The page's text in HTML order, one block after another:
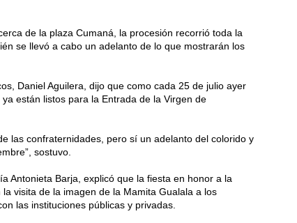
de la plaza Cumaná, la procesión recorrió toda la
se llevó a cabo un adelanto de lo que mostrarán los
Daniel Aguilera, dijo que como cada 25 de julio ayer
están listos para la Entrada de la Virgen de
las confraternidades, pero sí un adelanto del colorido y
sostuvo.
Antonieta Barja, explicó que la fiesta en honor a la
visita de la imagen de la Mamita Gualala a los
las instituciones públicas y privadas.